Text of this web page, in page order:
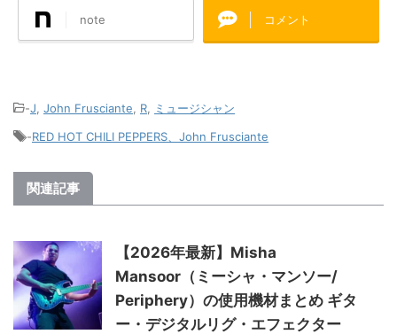
note コメント
-J John Frusciante R
ミュージシャン
-RED HOT CHILI PEPPERS、John Frusciante
関連記事
【2026年最新】Misha
Mansoor（ミーシャ・マンソー/
Periphery）の使用機材まとめ ギタ
ー・デジタルリグ・エフェクター